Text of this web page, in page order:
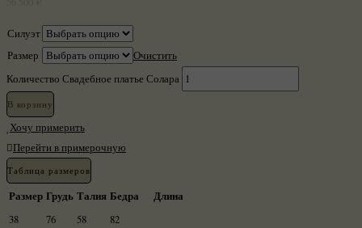
Силуэт
Размер
Очистить
Количество Свадебное платье Солара
В корзину
Хочу примерить
Перейти в примерочную
Таблица размеров
Размер Грудь Талия Бедра Длина
38 76 58 82